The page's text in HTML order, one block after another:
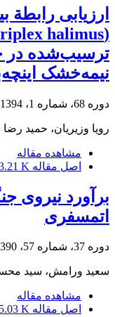
ارزیابی
ترسیب‌شده در
نیمه‌‌خشک
دوره 68، شماره 1، 1394، صفحه
رویا وزیریان، حمید
مشاهده مقاله
اصل مقاله K
برآورد نیروی
اتمسفری
دوره 37، شماره 57، 1390، صفحه
سعید ورامش، سید
مشاهده مقاله
اصل مقاله K